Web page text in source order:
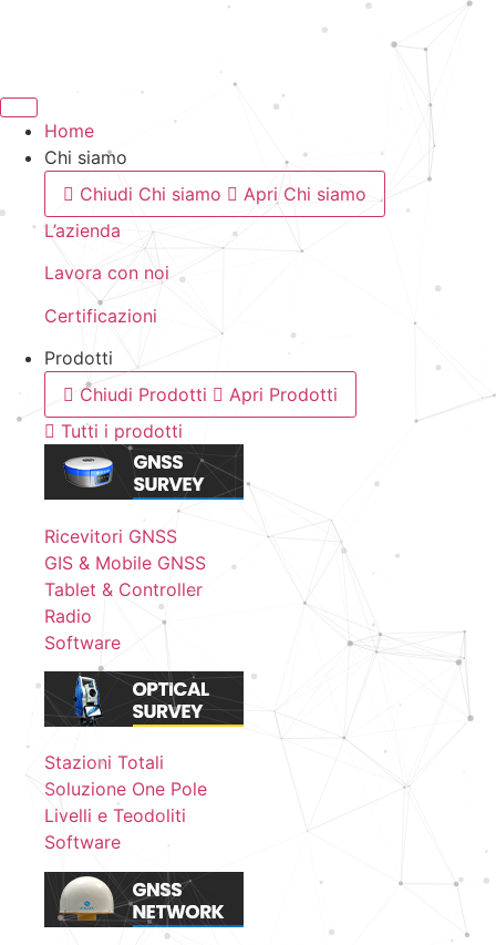
Home
Chi siamo
Chiudi Chi siamo
Apri Chi siamo
L’azienda
Lavora con noi
Certificazioni
Prodotti
Chiudi Prodotti
Apri Prodotti
Tutti i prodotti
Ricevitori GNSS
GIS & Mobile GNSS
Tablet & Controller
Radio
Software
Stazioni Totali
Soluzione One Pole
Livelli e Teodoliti
Software